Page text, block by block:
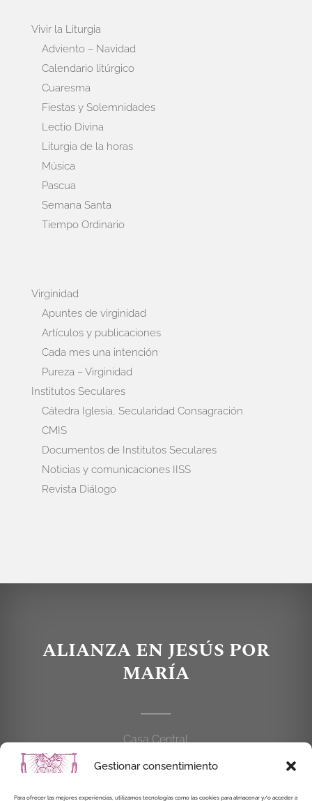
Gestionar consentimiento
Para ofrecer las mejores experiencias, utilizamos tecnologías como las cookies para almacenar y/o acceder a
Vivir la Liturgia
Adviento – Navidad
Calendario litúrgico
Cuaresma
Fiestas y Solemnidades
Lectio Divina
Liturgia de la horas
Música
Pascua
Semana Santa
Tiempo Ordinario
Virginidad
Apuntes de virginidad
Artículos y publicaciones
Cada mes una intención
Pureza – Virginidad
Institutos Seculares
Cátedra Iglesia, Secularidad Consagración
CMIS
Documentos de Institutos Seculares
Noticias y comunicaciones IISS
Revista Diálogo
ALIANZA EN JESÚS POR
MARÍA
Casa Central
C/Cardenal Cisneros, 55